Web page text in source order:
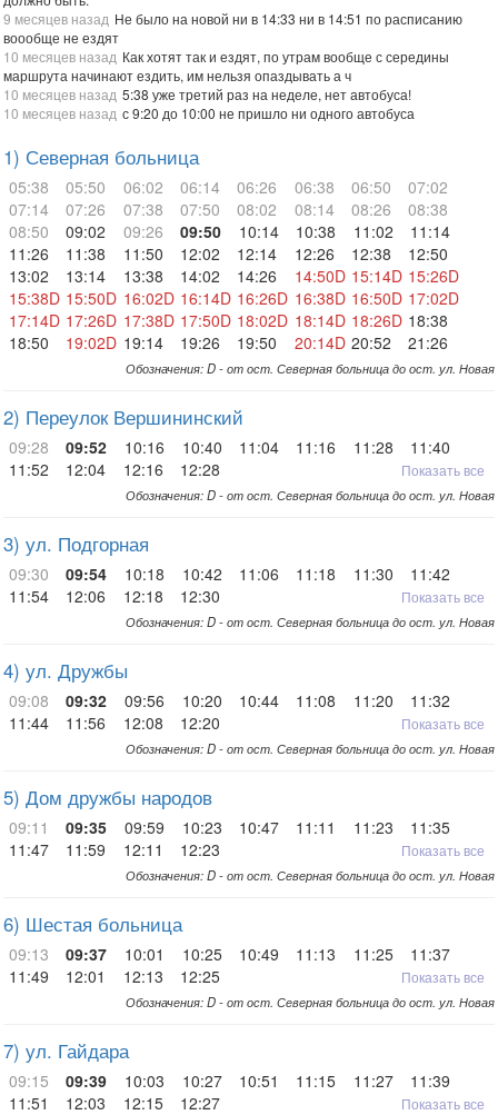
9 месяцев назад Не было на новой ни в 14:33 ни в 14:51 по расписанию
воообще не ездят
10 месяцев назад Как хотят так и ездят, по утрам вообще с середины
маршрута начинают ездить, им нельзя опаздывать а ч
10 месяцев назад 5:38 уже третий раз на неделе, нет автобуса!
10 месяцев назад с 9:20 до 10:00 не пришло ни одного автобуса
1) Северная больница
05:38 05:50 06:02 06:14 06:26 06:38 06:50
07:02
07:14
07:26 07:38 07:50 08:02 08:14 08:26
08:38
08:50
09:02 09:26 09:50 10:14 10:38 11:02
11:14
11:26
11:38 11:50 12:02 12:14 12:26 12:38
12:50
13:02
13:14 13:38 14:02 14:26 14:50D 15:14D 15:26D
15:38D 15:50D 16:02D 16:14D 16:26D 16:38D 16:50D 17:02D
17:14D 17:26D 17:38D 17:50D 18:02D 18:14D 18:26D 18:38
18:50
19:02D 19:14 19:26 19:50 20:14D 20:52 21:26
Обозначения: D - от ост. Северная больница до ост. ул. Новая
2) Переулок Вершининский
09:28 09:52 10:16 10:40 11:04 11:16 11:28
11:40
11:52
12:04 12:16 12:28 Показать все
Обозначения: D - от ост. Северная больница до ост. ул. Новая
3) ул. Подгорная
09:30 09:54 10:18 10:42 11:06 11:18 11:30
11:42
11:54
12:06 12:18 12:30 Показать все
Обозначения: D - от ост. Северная больница до ост. ул. Новая
4) ул. Дружбы
09:08 09:32 09:56 10:20 10:44 11:08 11:20
11:32
11:44
11:56 12:08 12:20 Показать все
Обозначения: D - от ост. Северная больница до ост. ул. Новая
5) Дом дружбы народов
09:11 09:35 09:59 10:23 10:47 11:11 11:23
11:35
11:47
11:59 12:11 12:23 Показать все
Обозначения: D - от ост. Северная больница до ост. ул. Новая
6) Шестая больница
09:13 09:37 10:01 10:25 10:49 11:13 11:25
11:37
11:49
12:01 12:13 12:25 Показать все
Обозначения: D - от ост. Северная больница до ост. ул. Новая
7) ул. Гайдара
09:15 09:39 10:03 10:27 10:51 11:15 11:27
11:39
11:51
12:03 12:15 12:27 Показать все